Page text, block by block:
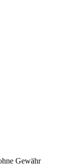
Gewähr